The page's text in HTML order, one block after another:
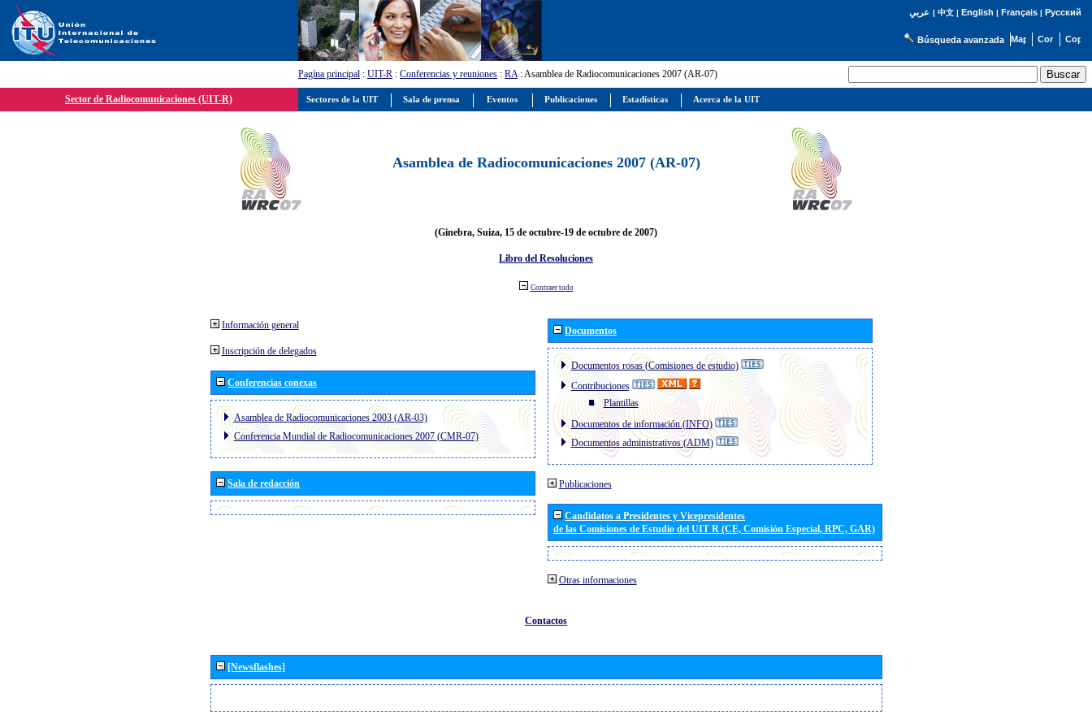
عربي | 中文| English | Français| Русский
Búsqueda avanzada
Pagína principal : UIT-R : Conferencias y reuniones : RA: Asamblea de Radiocomunicaciones 2007 (AR-07)
Sector de Radiocomunicaciones (UIT-R)
Asamblea de Radiocomunicaciones 2007 (AR-07)
(Ginebra, Suiza, 15 de octubre-19 de octubre de 2007)
Libro del Resoluciones
Contraer todo
Información general
Inscripción de delegados
Conferencias conexas
Asamblea de Radiocomunicaciones 2003 (AR-03)
Conferencia Mundial de Radiocomunicaciones 2007 (CMR-07)
Sala de redacción
Documentos
Documentos rosas (Comisiones de estudio)
Contribuciones
Plantillas
Documentos de información (INFO)
Documentos administrativos (ADM)
Publicaciones
Candidatos a Presidentes y Vicepresidentes
de las Comisiones de Estudio del UIT R (CE, Comisión Especial, RPC, GAR)
Otras informaciones
Contactos
[Newsflashes]
Sectores de la UIT Sala de prensa Eventos Publicaciones Estadísticas Acerca de la UIT